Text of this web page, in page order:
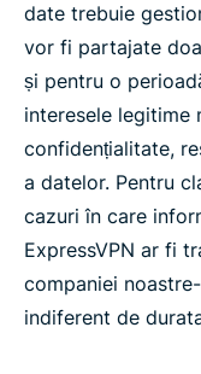
date trebuie
vor fi partajate
și pentru o
interesele legitime
confidențialitate,
a datelor. Pentru
cazuri în care
ExpressVPN ar fi
companiei
indiferent de